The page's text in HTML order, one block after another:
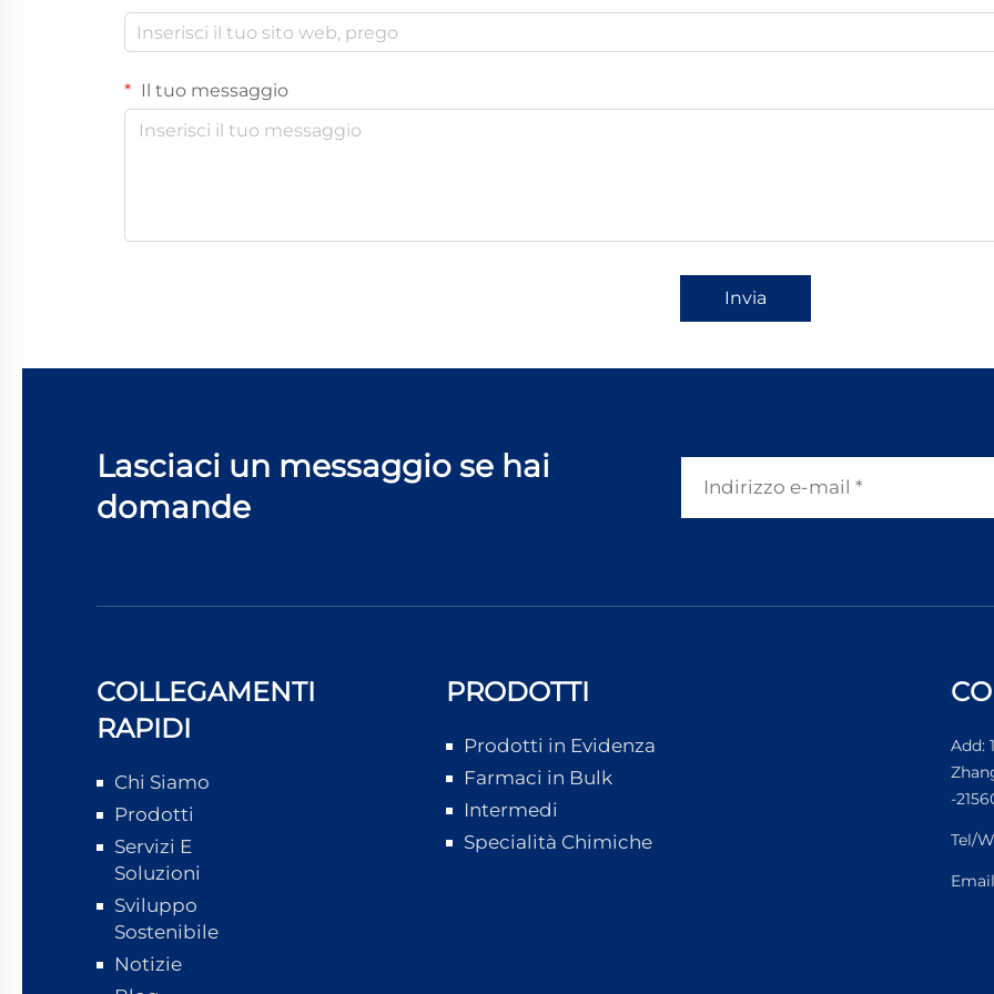
Il tuo messaggio
Invia
Lasciaci un messaggio se hai
domande
COLLEGAMENTI
RAPIDI
Chi Siamo
Prodotti
Servizi E
Soluzioni
Sviluppo
Sostenibile
Notizie
PRODOTTI
Prodotti in Evidenza
Farmaci in Bulk
Intermedi
Specialità Chimiche
Add:
-
Tel/